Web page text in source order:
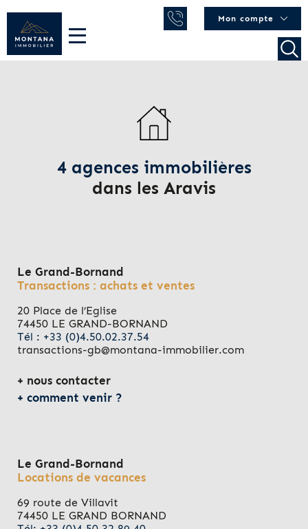
Mon compte
4 agences immobilières
dans les Aravis
Le Grand-Bornand
Transactions : achats et ventes
20 Place de l’Eglise
74450 LE GRAND-BORNAND
Tél : +33 (0)4.50.02.37.54
transactions-gb@montana-immobilier.com
nous contacter
comment venir ?
Le Grand-Bornand
Locations de vacances
69 route de Villavit
74450 LE GRAND BORNAND